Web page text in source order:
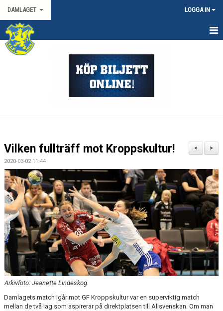
DAMLAGET LOGGA IN
HEM
SPORTGRUPP DAM
DAMALLSVENSKAN
SVENSKA CUPEN DAM
>
<
Vilken fullträff mot Kroppskultur!
2020-03-02 11:44
Arkivfoto: Jeanette Lindeskog
Damlagets match igår mot GF Kroppskultur var en superviktig match
mellan de två lag som aspirerar på direktplatsen till Allsvenskan. Om man